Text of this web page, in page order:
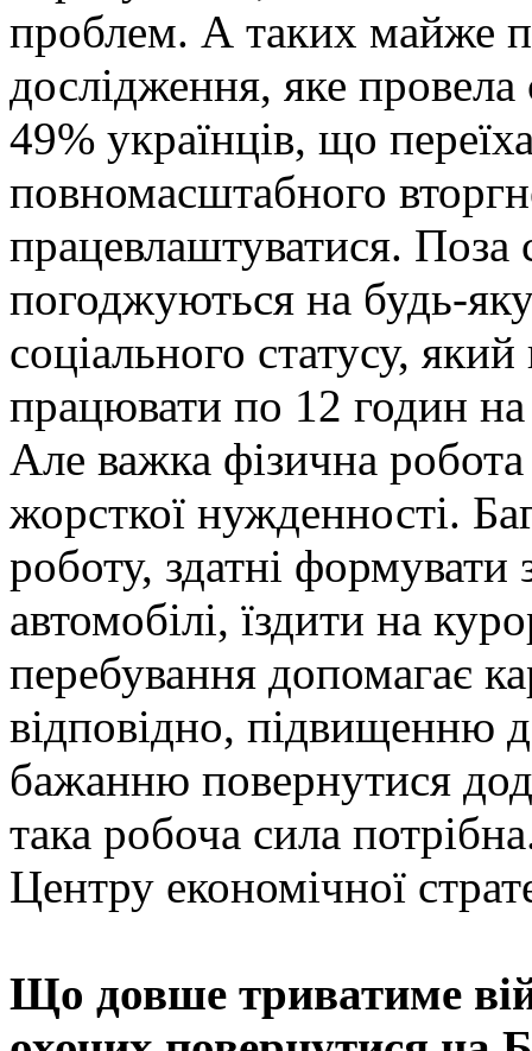
проблем. А таких майже
дослідження, яке провела
49% українців, що
повномасштабного
працевлаштуватися. Поза
погоджуються на будь-
соціального статусу,
працювати по 12 годин
Але важка фізична
жорсткої нужденності.
роботу, здатні
автомобілі, їздити на
перебування допомагає
відповідно, підвищенню
бажанню повернутися
така робоча сила
Центру економічної
Що довше триватиме